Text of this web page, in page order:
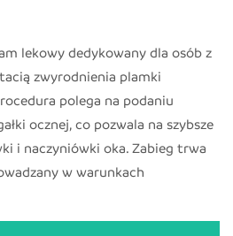
lekowy dedykowany dla osób z
zwyrodnienia plamki
polega na podaniu
ocznej, co pozwala na szybsze
i naczyniówki oka. Zabieg trwa
w warunkach